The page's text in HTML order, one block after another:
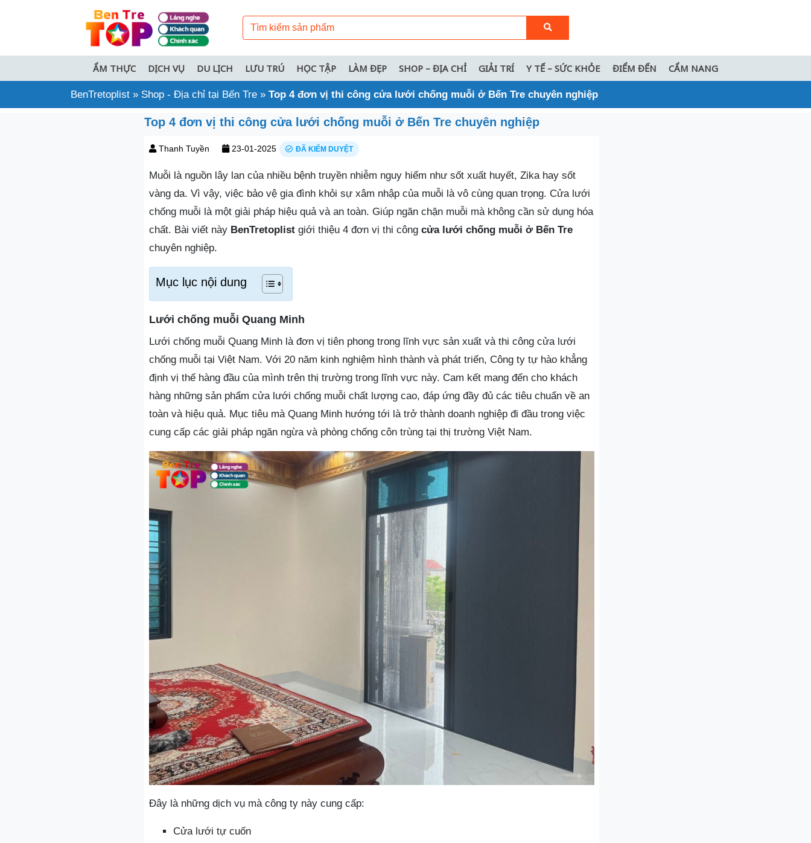
ẨM THỰC DỊCH VỤ DU LỊCH LƯU TRÚ HỌC TẬP LÀM ĐẸP SHOP – ĐỊA CHỈ GIẢI TRÍ Y TẾ – SỨC KHỎE ĐIỂM ĐẾN CẨM NANG
BenTretoplist » Shop - Địa chỉ tại Bến Tre » Top 4 đơn vị thi công cửa lưới chống muỗi ở Bến Tre chuyên nghiệp
Top 4 đơn vị thi công cửa lưới chống muỗi ở Bến Tre chuyên nghiệp
Thanh Tuyền 23-01-2025 ĐÃ KIỂM DUYỆT
Muỗi là nguồn lây lan của nhiều bệnh truyền nhiễm nguy hiểm như sốt xuất huyết, Zika hay sốt
vàng da. Vì vậy, việc bảo vệ gia đình khỏi sự xâm nhập của muỗi là vô cùng quan trọng. Cửa lưới
chống muỗi là một giải pháp hiệu quả và an toàn. Giúp ngăn chặn muỗi mà không cần sử dụng hóa
chất. Bài viết này BenTretoplist giới thiệu 4 đơn vị thi công cửa lưới chống muỗi ở Bến Tre
chuyên nghiệp.
Mục lục nội dung
Lưới chống muỗi Quang Minh
Lưới chống muỗi Quang Minh là đơn vị tiên phong trong lĩnh vực sản xuất và thi công cửa lưới
chống muỗi tại Việt Nam. Với 20 năm kinh nghiệm hình thành và phát triển, Công ty tự hào khẳng
định vị thế hàng đầu của mình trên thị trường trong lĩnh vực này. Cam kết mang đến cho khách
hàng những sản phẩm cửa lưới chống muỗi chất lượng cao, đáp ứng đầy đủ các tiêu chuẩn về an
toàn và hiệu quả. Mục tiêu mà Quang Minh hướng tới là trở thành doanh nghiệp đi đầu trong việc
cung cấp các giải pháp ngăn ngừa và phòng chống côn trùng tại thị trường Việt Nam.
Đây là những dịch vụ mà công ty này cung cấp:
Cửa lưới tự cuốn